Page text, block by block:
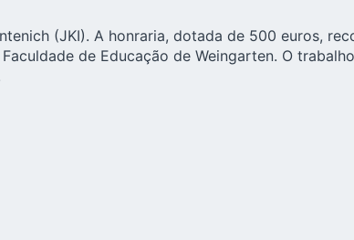
(JKI). A honraria, dotada de 500 euros,
de Educação de Weingarten. O